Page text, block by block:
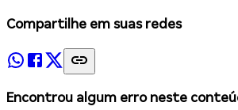
Compartilhe em suas redes
Encontrou algum erro neste